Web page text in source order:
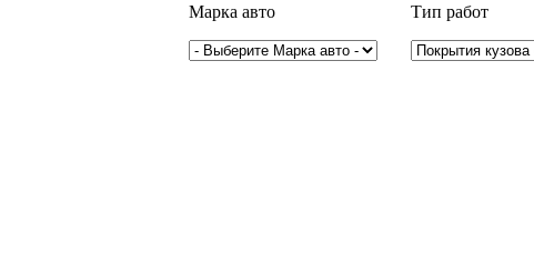
Марка авто Тип работ